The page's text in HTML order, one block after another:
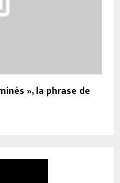
», la phrase de